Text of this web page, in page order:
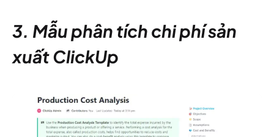
3. Mẫu phân tích chi phí sản
xuất ClickUp